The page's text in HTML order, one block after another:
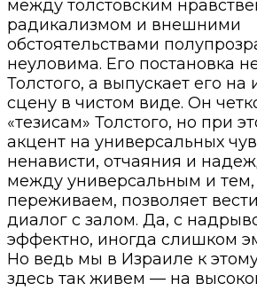
между толстовским
радикализмом и внешними
обстоятельствами
неуловима. Его постановка
Толстого, а выпускает его на
сцену в чистом виде. Он
«тезисам» Толстого, но при
акцент на универсальных
ненависти, отчаяния и
между универсальным и тем,
переживаем, позволяет
диалог с залом. Да, с
эффектно, иногда слишком
Но ведь мы в Израиле к
здесь так живем — на